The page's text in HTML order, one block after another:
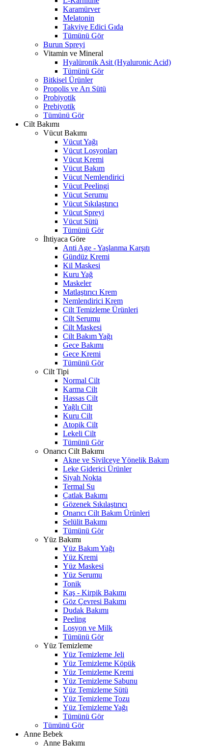
Karamürver
Melatonin
Takviye Edici Gıda
Tümünü Gör
Burun Spreyi
Vitamin ve Mineral
Hyalüronik Asit (Hyaluronic Acid)
Tümünü Gör
Bitkisel Ürünler
Propolis ve Arı Sütü
Probiyotik
Prebiyotik
Tümünü Gör
Cilt Bakımı
Vücut Bakımı
Vücut Yağı
Vücut Losyonları
Vücut Kremi
Vücut Bakım
Vücut Nemlendirici
Vücut Peelingi
Vücut Serumu
Vücut Sıkılaştırıcı
Vücut Spreyi
Vücut Sütü
Tümünü Gör
İhtiyaca Göre
Anti Age - Yaşlanma Karşıtı
Gündüz Kremi
Kil Maskesi
Kuru Yağ
Maskeler
Matlaştırıcı Krem
Nemlendirici Krem
Cilt Temizleme Ürünleri
Cilt Serumu
Cilt Maskesi
Cilt Bakım Yağı
Gece Bakımı
Gece Kremi
Tümünü Gör
Cilt Tipi
Normal Cilt
Karma Cilt
Hassas Cilt
Yağlı Cilt
Kuru Cilt
Atopik Cilt
Lekeli Cilt
Tümünü Gör
Onarıcı Cilt Bakımı
Akne ve Sivilceye Yönelik Bakım
Leke Giderici Ürünler
Siyah Nokta
Termal Su
Çatlak Bakımı
Gözenek Sıkılaştırıcı
Onarıcı Cilt Bakım Ürünleri
Selülit Bakımı
Tümünü Gör
Yüz Bakımı
Yüz Bakım Yağı
Yüz Kremi
Yüz Maskesi
Yüz Serumu
Tonik
Kaş - Kirpik Bakımı
Göz Çevresi Bakımı
Dudak Bakımı
Peeling
Losyon ve Milk
Tümünü Gör
Yüz Temizleme
Yüz Temizleme Jeli
Yüz Temizleme Köpük
Yüz Temizleme Kremi
Yüz Temizleme Sabunu
Yüz Temizleme Sütü
Yüz Temizleme Tozu
Yüz Temizleme Yağı
Tümünü Gör
Tümünü Gör
Anne Bebek
Anne Bakımı